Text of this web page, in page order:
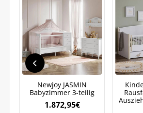
Newjoy JASMIN
Babyzimmer 3-teilig
1.872,95€